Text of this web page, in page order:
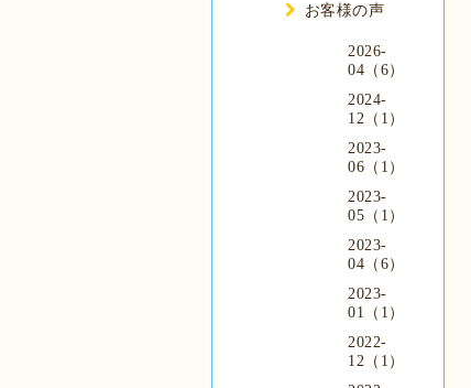
お客様の声
2026-
04（6）
2024-
12（1）
2023-
06（1）
2023-
05（1）
2023-
04（6）
2023-
01（1）
2022-
12（1）